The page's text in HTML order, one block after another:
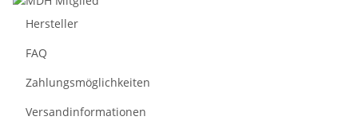
Hersteller
FAQ
Zahlungsmöglichkeiten
Versandinformationen